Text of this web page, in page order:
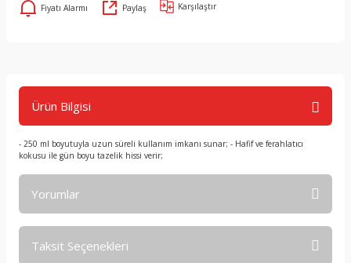
Fiyatı Alarmı Paylaş Karşılaştır
Ürün Bilgisi
- 250 ml boyutuyla uzun süreli kullanım imkanı sunar; - Hafif ve ferahlatıcı
kokusu ile gün boyu tazelik hissi verir;
Yorumlar
Taksit Seçenekleri